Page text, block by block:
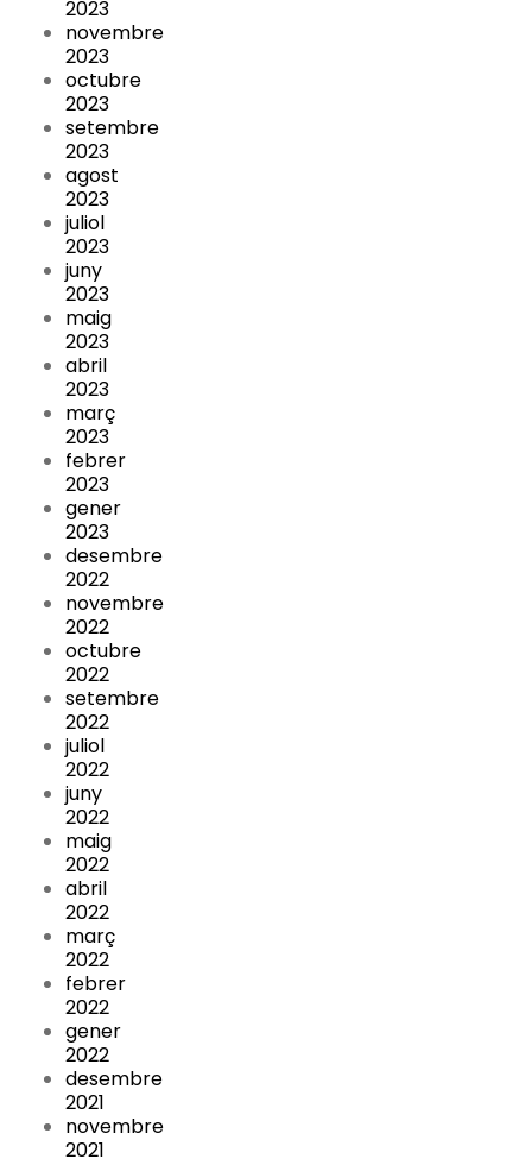
2023
novembre
2023
octubre
2023
setembre
2023
agost
2023
juliol
2023
juny
2023
maig
2023
abril
2023
març
2023
febrer
2023
gener
2023
desembre
2022
novembre
2022
octubre
2022
setembre
2022
juliol
2022
juny
2022
maig
2022
abril
2022
març
2022
febrer
2022
gener
2022
desembre
2021
novembre
2021